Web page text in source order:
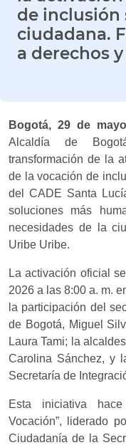
de inclusión
ciudadana.
a derechos
Bogotá, 29 de
Alcaldía de
transformación de la
de la vocación de
del CADE Santa
soluciones más
necesidades de la
Uribe Uribe.
La activación oficial
2026 a las 8:00 a. m.
la participación del
de Bogotá, Miguel
Laura Tami; la
Carolina Sánchez, y
Secretaría de
Esta iniciativa
Vocación”, liderado
Ciudadanía de la